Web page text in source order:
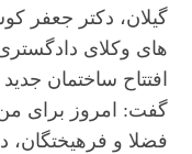
گیلان، دکتر جعفر
های وکلای دادگستری
افتتاح ساختمان
گفت: امروز برای
فضلا و فرهیختگان،